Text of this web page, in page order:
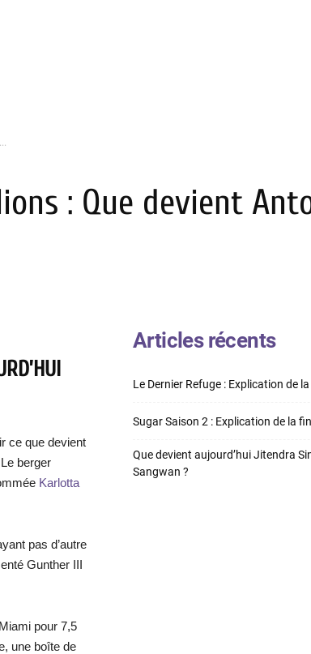
: Que devient
ce que devient
berger
Karlotta
pas d’autre
Gunther III
pour 7,5
une boîte de
Articles récents
Le Dernier Refuge : Explication de
Sugar Saison 2 : Explication de la
Que devient aujourd’hui Jitendra
Sangwan ?